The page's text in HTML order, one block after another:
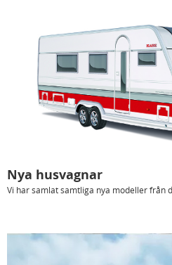
Nya husvagnar
Vi har samlat samtliga nya modeller från